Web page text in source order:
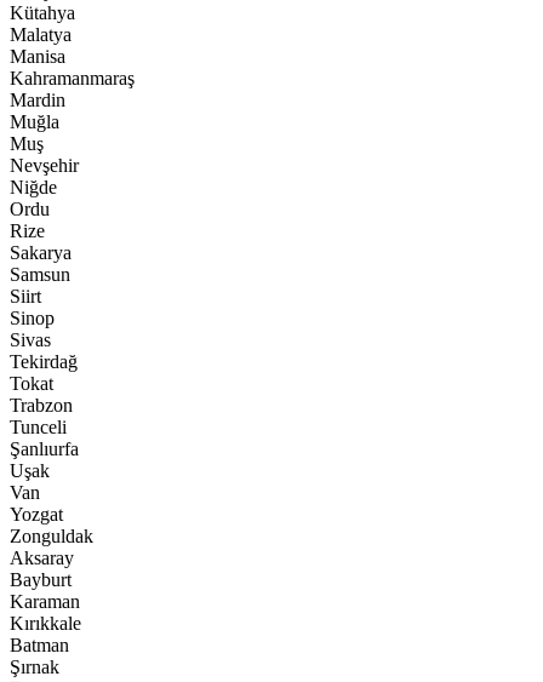
Kütahya
Malatya
Manisa
Kahramanmaraş
Mardin
Muğla
Muş
Nevşehir
Niğde
Ordu
Rize
Sakarya
Samsun
Siirt
Sinop
Sivas
Tekirdağ
Tokat
Trabzon
Tunceli
Şanlıurfa
Uşak
Van
Yozgat
Zonguldak
Aksaray
Bayburt
Karaman
Kırıkkale
Batman
Şırnak